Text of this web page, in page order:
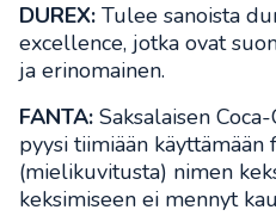
DUREX: Tulee sanoista
excellence, jotka ovat
ja erinomainen.
FANTA: Saksalaisen
pyysi tiimiään käyttämään
(mielikuvitusta) nimen
keksimiseen ei mennyt